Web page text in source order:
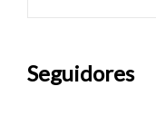
Seguidores